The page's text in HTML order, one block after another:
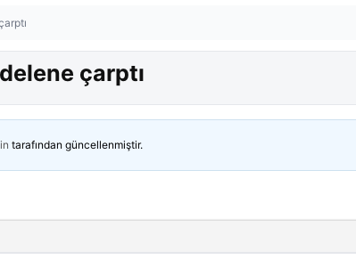
çarptı
tarafından güncellenmiştir.